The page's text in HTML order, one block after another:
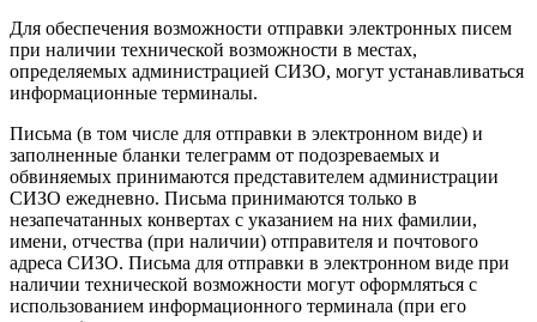
Для обеспечения возможности отправки электронных писем
при наличии технической возможности в местах,
определяемых администрацией СИЗО, могут устанавливаться
информационные терминалы.
Письма (в том числе для отправки в электронном виде) и
заполненные бланки телеграмм от подозреваемых и
обвиняемых принимаются представителем администрации
СИЗО ежедневно. Письма принимаются только в
незапечатанных конвертах с указанием на них фамилии,
имени, отчества (при наличии) отправителя и почтового
адреса СИЗО. Письма для отправки в электронном виде при
наличии технической возможности могут оформляться с
использованием информационного терминала (при его